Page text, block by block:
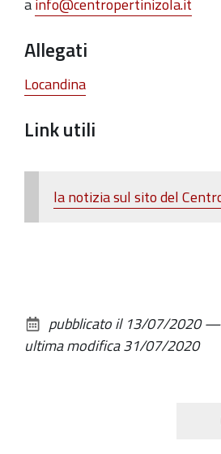
Allegati
Locandina
Link utili
la notizia sul sito del
documento
pubblicato il 13/07/2020—
ultima modifica31/07/2020